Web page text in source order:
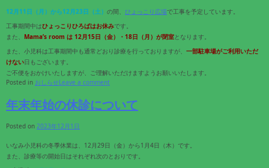
12月11日（月）から12月23日（土） の間、 ひょっこり広場で工事を予定しています。
工事期間中はひょっこりひろばはお休みです。
また、 Mama’s room は 12月15日（金）・18日（月）が閉室となります。
また、小児科は工事期間中も通常どおり診療を行っておりますが、 一部駐車場がご利用いただ
けない日もございます。
ご不便をおかけいたしますが、ご理解いただけますようお願いいたします。
Posted in おしらせLeave a comment
年末年始の休診について
Posted on 2023年12月1日
いなみ小児科の冬季休業は、12月29日（金）から1月4日（木）です。
また、診療等の開始日はそれぞれ次のとおりです。